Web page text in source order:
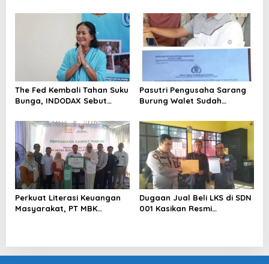
Blockchain
The Fed Kembali Tahan Suku
Bunga, INDODAX Sebut
Sentimen Pasar
Pasutri Pengusaha Sarang
Burung Walet Sudah
Pelapor Desak Polda Jambi
Segera Lakukan Penahanan
Perkuat Literasi Keuangan
Masyarakat, PT MBK
Dugaan Jual Beli LKS di SDN
001 Kasikan Resmi